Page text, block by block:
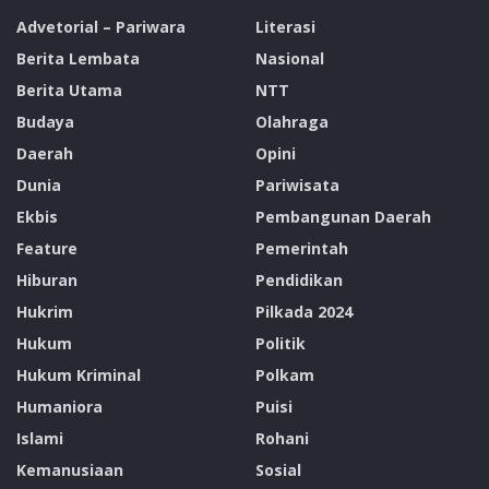
Advetorial – Pariwara
Berita Lembata
Berita Utama
Budaya
Daerah
Dunia
Ekbis
Feature
Hiburan
Hukrim
Hukum
Hukum Kriminal
Humaniora
Islami
Kemanusiaan
Literasi
Nasional
NTT
Olahraga
Opini
Pariwisata
Pembangunan Daerah
Pemerintah
Pendidikan
Pilkada 2024
Politik
Polkam
Puisi
Rohani
Sosial